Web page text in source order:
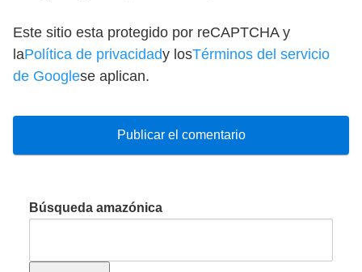
Este sitio esta protegido por reCAPTCHA y
laPolítica de privacidady losTérminos del servicio
de Googlese aplican.
Búsqueda amazónica